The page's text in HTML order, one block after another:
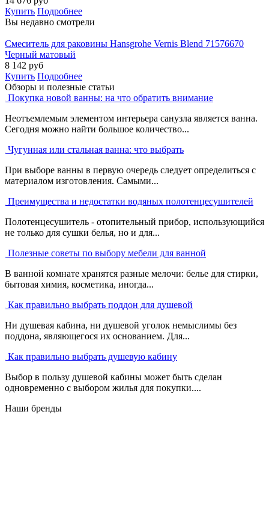
Купить Подробнее
Вы недавно смотрели
Смеситель для раковины Hansgrohe Vernis Blend 71576670
Черный матовый
8 142 руб
Купить Подробнее
Обзоры и полезные статьи
Покупка новой ванны: на что обратить внимание
Неотъемлемым элементом интерьера санузла является ванна.
Сегодня можно найти большое количество...
Чугунная или стальная ванна: что выбрать
При выборе ванны в первую очередь следует определиться с
материалом изготовления. Самыми...
Преимущества и недостатки водяных полотенцесушителей
Полотенцесушитель - отопительный прибор, использующийся
не только для сушки белья, но и для...
Полезные советы по выбору мебели для ванной
В ванной комнате хранятся разные мелочи: белье для стирки,
бытовая химия, косметика, иногда...
Как правильно выбрать поддон для душевой
Ни душевая кабина, ни душевой уголок немыслимы без
поддона, являющегося их основанием. Для...
Как правильно выбрать душевую кабину
Выбор в пользу душевой кабины может быть сделан
одновременно с выбором жилья для покупки....
Наши бренды